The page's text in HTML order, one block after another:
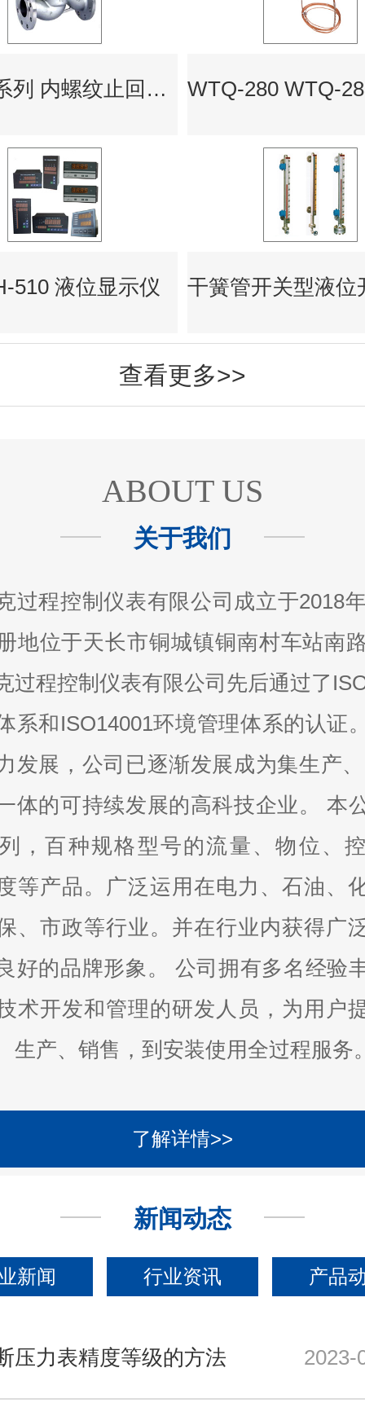
LSF11系列 内螺纹止回阀 升降式止回阀 旋转式止回阀
510 液位显示仪
查看更多>>
ABOUT US
关于我们
过程控制仪表有限公司成立于2018
地位于天长市铜城镇铜南村车站南
过程控制仪表有限公司先后通过了
系和ISO14001环境管理体系的认证
发展，公司已逐渐发展成为集生产、
体的可持续发展的高科技企业。 本
，百种规格型号的流量、物位、
等产品。广泛运用在电力、石油、
、市政等行业。并在行业内获得广
好的品牌形象。 公司拥有多名经验
术开发和管理的研发人员，为用户
生产、销售，到安装使用全过程服务
了解详情>>
新闻动态
新闻 行业资讯 产品
压力表精度等级的方法 2023-